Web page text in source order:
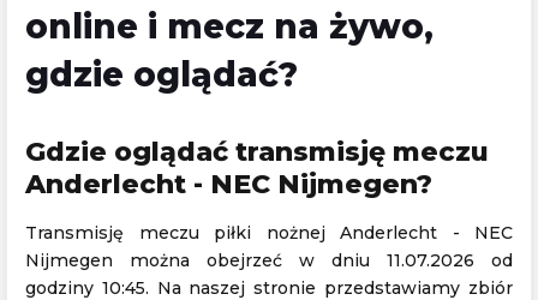
online i mecz na żywo,
gdzie oglądać?
Gdzie oglądać transmisję meczu
Anderlecht - NEC Nijmegen?
Transmisję meczu piłki nożnej Anderlecht - NEC
Nijmegen można obejrzeć w dniu 11.07.2026 od
godziny 10:45. Na naszej stronie przedstawiamy zbiór